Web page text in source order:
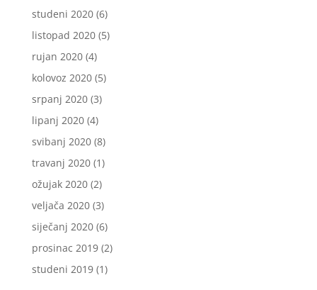
studeni 2020(6)
listopad 2020(5)
rujan 2020(4)
kolovoz 2020(5)
srpanj 2020(3)
lipanj 2020(4)
svibanj 2020(8)
travanj 2020(1)
ožujak 2020(2)
veljača 2020(3)
siječanj 2020(6)
prosinac 2019(2)
studeni 2019(1)